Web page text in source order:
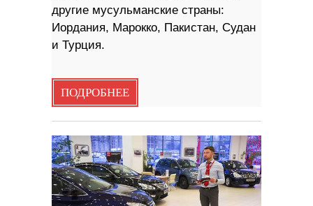
другие мусульманские страны:
Иордания, Марокко, Пакистан, Судан
и Турция.
ПОДРОБНЕЕ